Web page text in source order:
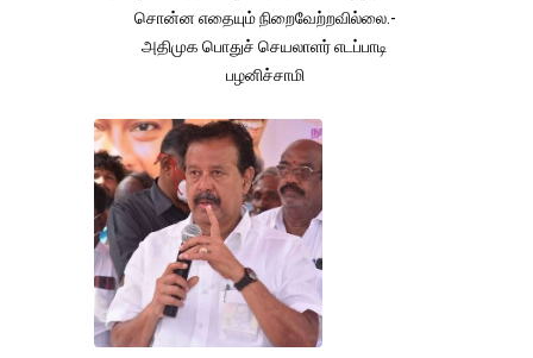
சொன்ன எதையும் நிறைவேற்றவில்லை.-
அதிமுக பொதுச் செயலாளர் எடப்பாடி
பழனிச்சாமி